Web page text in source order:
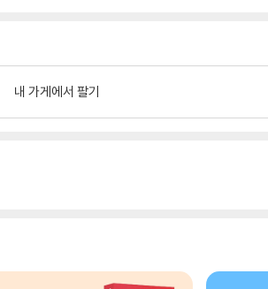
내 가게에서 팔기